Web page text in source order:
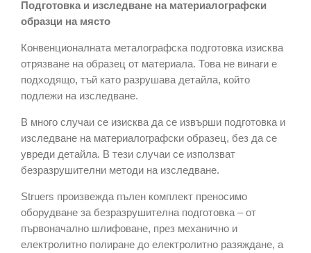
Подготовка и изследване на материалографски
образци на място
Конвенционалната металографска подготовка изисква
отрязване на образец от материала. Това не винаги е
подходящо, тъй като разрушава детайла, който
подлежи на изследване.
В много случаи се изисква да се извърши подготовка и
изследване на материалографски образец, без да се
увреди детайла. В тези случаи се използват
безразрушителни методи на изследване.
Struers произвежда пълен комплект преносимо
оборудване за безразрушителна подготовка – от
първоначално шлифоване, през механично и
електролитно полиране до електролитно разяждане, а